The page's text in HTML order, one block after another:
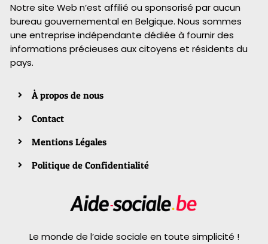
Notre site Web n’est affilié ou sponsorisé par aucun
bureau gouvernemental en Belgique. Nous sommes
une entreprise indépendante dédiée à fournir des
informations précieuses aux citoyens et résidents du
pays.
À propos de nous
Contact
Mentions Légales
Politique de Confidentialité
Le monde de l’aide sociale en toute simplicité !